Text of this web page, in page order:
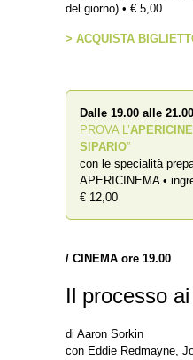
del giorno) • € 5,00
> ACQUISTA
Dalle 19.00 alle 21.00
PROVA L’
SIPARIO”
con le specialità
APERICINEMA •
€ 12,00
/ CINEMA ore 19.00
Il processo
di Aaron Sorkin
con Eddie Redmayne,